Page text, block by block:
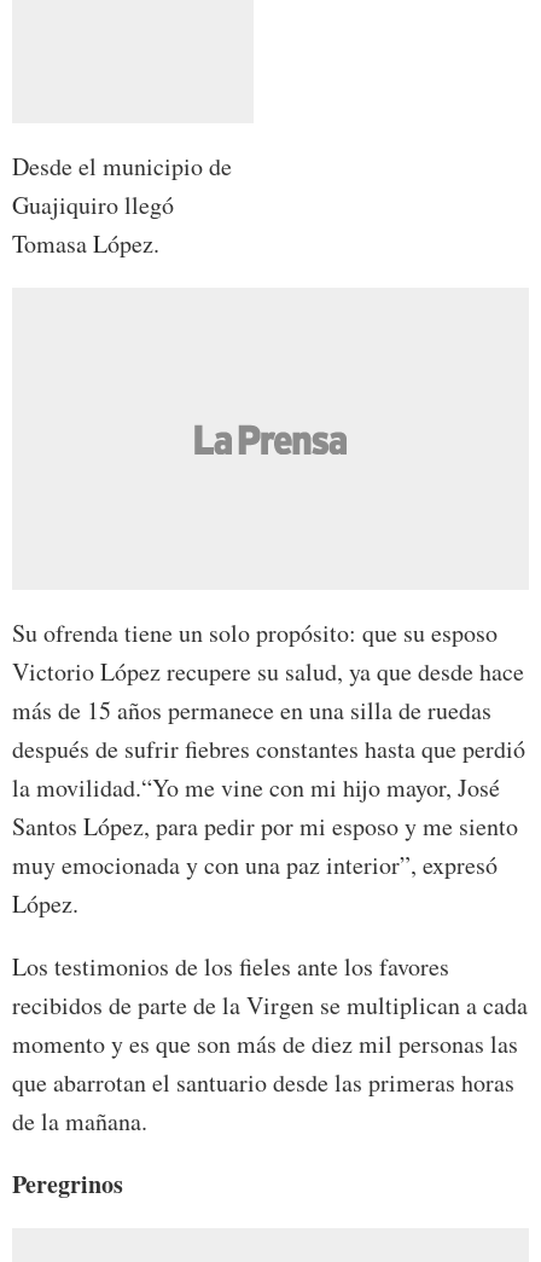
Desde el municipio de
Guajiquiro llegó
Tomasa López.
Su ofrenda tiene un solo propósito: que su esposo
Victorio López recupere su salud, ya que desde hace
más de 15 años permanece en una silla de ruedas
después de sufrir fiebres constantes hasta que perdió
la movilidad.“Yo me vine con mi hijo mayor, José
Santos López, para pedir por mi esposo y me siento
muy emocionada y con una paz interior”, expresó
López.
Los testimonios de los fieles ante los favores
recibidos de parte de la Virgen se multiplican a cada
momento y es que son más de diez mil personas las
que abarrotan el santuario desde las primeras horas
de la mañana.
Peregrinos